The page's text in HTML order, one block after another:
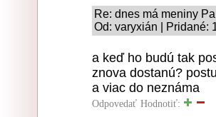
Re: dnes má meniny
Od: varyxián | Pridané:
a keď ho budú tak
znova dostanú?
a viac do neznáma
Odpovedať Hodnotiť: